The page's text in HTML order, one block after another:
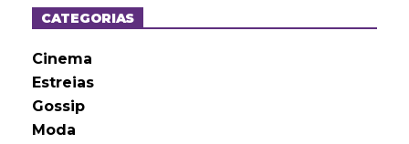
o
sCATEGORIAS
Cinema
Estreias
Gossip
Moda